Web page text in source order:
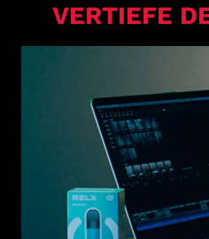
VERTIEFE